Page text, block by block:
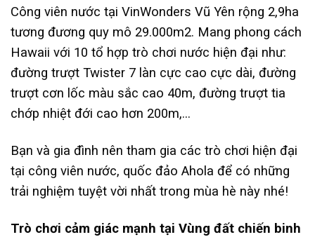
Công viên nước tại VinWonders Vũ Yên rộng 2,9ha
tương đương quy mô 29.000m2. Mang phong cách
Hawaii với 10 tổ hợp trò chơi nước hiện đại như:
đường trượt Twister 7 làn cực cao cực dài, đường
trượt cơn lốc màu sắc cao 40m, đường trượt tia
chớp nhiệt đới cao hơn 200m,…
Bạn và gia đình nên tham gia các trò chơi hiện đại
tại công viên nước, quốc đảo Ahola để có những
trải nghiệm tuyệt vời nhất trong mùa hè này nhé!
Trò chơi cảm giác mạnh tại Vùng đất chiến binh